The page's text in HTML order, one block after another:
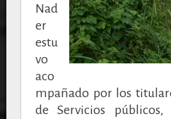
Nad
er
estu
vo
aco
mpañado por los
de Servicios públicos,